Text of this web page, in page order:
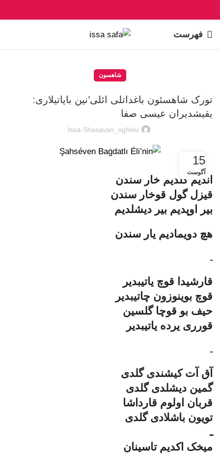
فهرست
شاهسون
تورک شاهسئون باغداتلی ائلی’نین بایاتیلاری:
یقیشدیران عیسی صفا
Issa-Shasavan_oghlou
15
آگوست
اندیم گلدیم خار سندن
قیزل گول قوخار سندن
بیر اوپدیم بیر دیشلدیم
هچ دویمادیم یار سندن
ـ
قارشیدا قوچ یاتیبدیر
قوچ بوینوزون چاتیبدیر
حیف بو قوچا گلسین
قورری یرده یاتیبدیر
ـ
آق آت کیشندی گلدی
گمین دیشلدی گلدی
قربان اولوم قارداشا
تویون باشلادی گلدی
ـ
میخک اکدیم تاسینان